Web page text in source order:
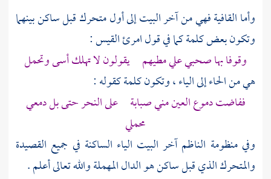
وأما القافية فهي من آخر البيت إلى أول متحرك قبل ساكن بينهما
وتكون بعض كلمة كما في قولامرئ القيس:
وقوفا بها صحبي علي مطيهم يقولون لا تهلك أسى وتحمل
هي من الحاء إلى الياء ، وتكون كلمة كقوله :
ففاضت دموع العين مني صبابة على النحر حتى بل دمعي
محملي
وفي منظومة الناظمآخر البيت الياء الساكنة في جميع القصيدة
والمتحرك الذي قبل ساكن هو الدال المهملة والله تعالى أعلم .